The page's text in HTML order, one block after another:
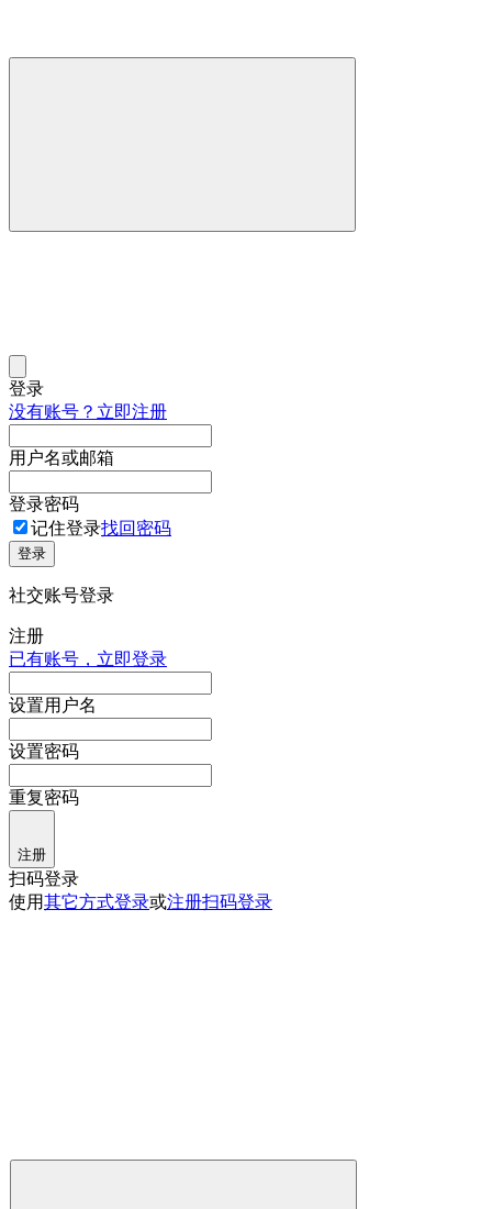
登录
没有账号？立即注册
用户名或邮箱
登录密码
记住登录找回密码
登录
社交账号登录
注册
已有账号，立即登录
设置用户名
设置密码
重复密码
注册
扫码登录
使用其它方式登录或注册扫码登录